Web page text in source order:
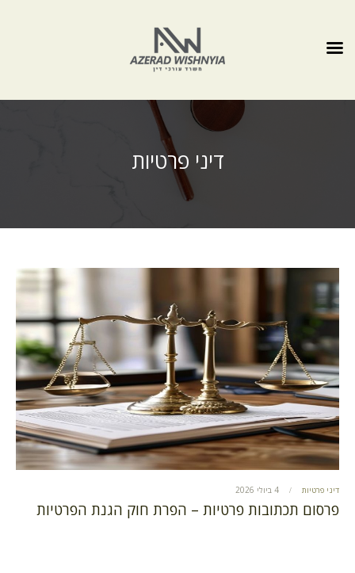
דיני פרטיות
דיני פרטיות 4 ביולי 2026
פרסום תכתובות פרטיות – הפרת חוק הגנת הפרטיות